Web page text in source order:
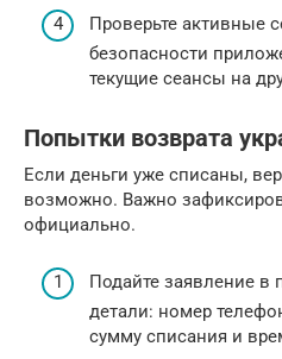
Проверьте активные
безопасности
текущие сеансы на
Попытки возврата
Если деньги уже списаны,
возможно. Важно
официально.
Подайте заявление
детали: номер
сумму списания и